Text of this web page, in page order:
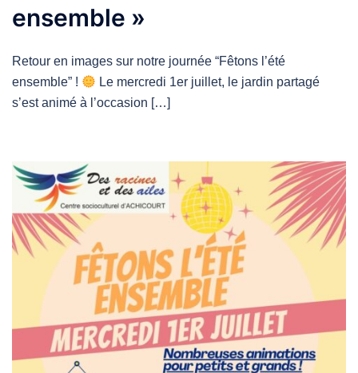
ensemble »
Retour en images sur notre journée “Fêtons l’été
ensemble” !
Le mercredi 1er juillet, le jardin partagé
s’est animé à l’occasion […]